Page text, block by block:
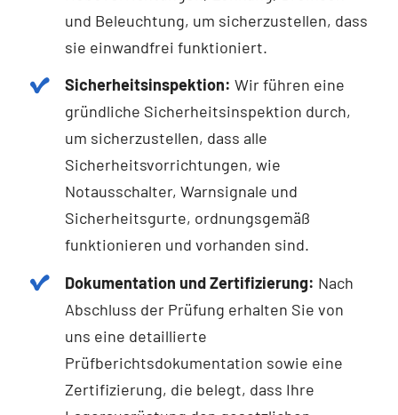
und Beleuchtung, um sicherzustellen, dass
sie einwandfrei funktioniert.
Sicherheitsinspektion: Wir führen eine
gründliche Sicherheitsinspektion durch,
um sicherzustellen, dass alle
Sicherheitsvorrichtungen, wie
Notausschalter, Warnsignale und
Sicherheitsgurte, ordnungsgemäß
funktionieren und vorhanden sind.
Dokumentation und Zertifizierung: Nach
Abschluss der Prüfung erhalten Sie von
uns eine detaillierte
Prüfberichtsdokumentation sowie eine
Zertifizierung, die belegt, dass Ihre